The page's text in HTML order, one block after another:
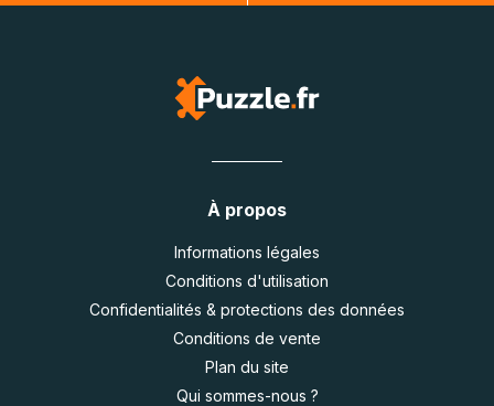
À propos
Informations légales
Conditions d'utilisation
Confidentialités & protections des données
Conditions de vente
Plan du site
Qui sommes-nous ?